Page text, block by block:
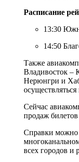
Расписание
13:30
14:50
Также
Владивосток –
Нерюнгри и
Сейчас
продаж билетов
Справки можно
всех городов и